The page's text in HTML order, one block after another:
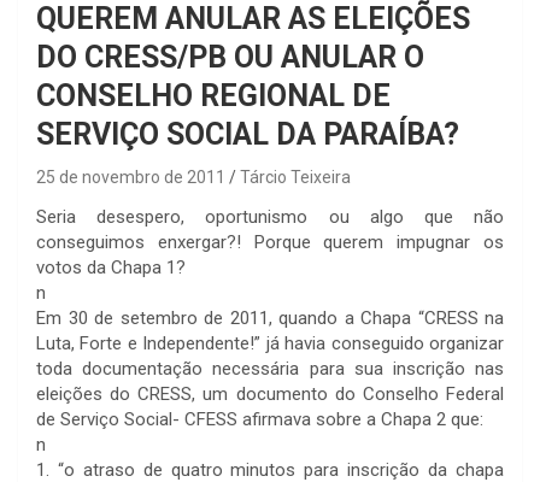
QUEREM ANULAR AS ELEIÇÕES
DO CRESS/PB OU ANULAR O
CONSELHO REGIONAL DE
SERVIÇO SOCIAL DA PARAÍBA?
25 de novembro de 2011 Tárcio Teixeira
Seria desespero, oportunismo ou algo que não
conseguimos enxergar?! Porque querem impugnar os
votos da Chapa 1?
n
Em 30 de setembro de 2011, quando a Chapa “CRESS na
Luta, Forte e Independente!” já havia conseguido organizar
toda documentação necessária para sua inscrição nas
eleições do CRESS, um documento do Conselho Federal
de Serviço Social- CFESS afirmava sobre a Chapa 2 que:
n
1. “o atraso de quatro minutos para inscrição da chapa